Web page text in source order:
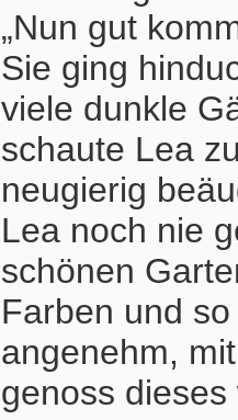
„Nun gut
Sie ging
viele dunkle
schaute Lea
neugierig
Lea noch nie
schönen
Farben und
angenehm,
genoss